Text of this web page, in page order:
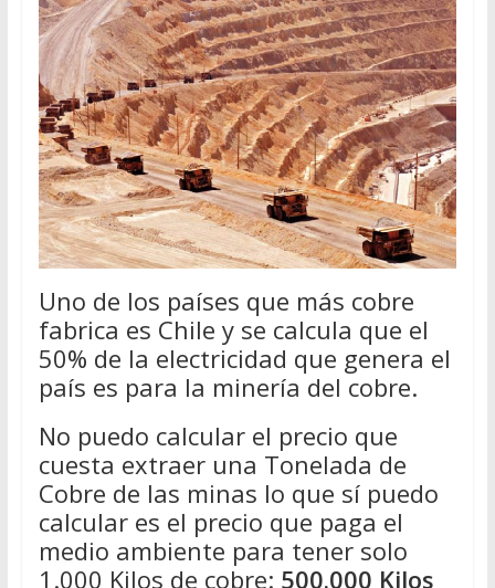
Uno de los países que más cobre
fabrica es Chile y se calcula que el
50% de la electricidad que genera el
país es para la minería del cobre.
No puedo calcular el precio que
cuesta extraer una Tonelada de
Cobre de las minas lo que sí puedo
calcular es el precio que paga el
medio ambiente para tener solo
1.000 Kilos de cobre: 500.000 Kilos